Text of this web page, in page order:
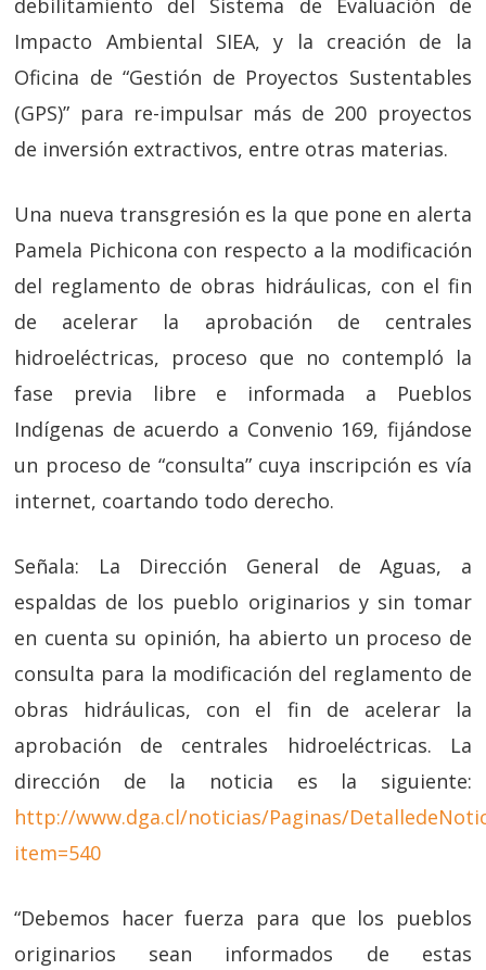
debilitamiento del Sistema de Evaluación de
Impacto Ambiental SIEA, y la creación de la
Oficina de “Gestión de Proyectos Sustentables
(GPS)” para re-impulsar más de 200 proyectos
de inversión extractivos, entre otras materias.
Una nueva transgresión es la que pone en alerta
Pamela Pichicona con respecto a la modificación
del reglamento de obras hidráulicas, con el fin
de acelerar la aprobación de centrales
hidroeléctricas, proceso que no contempló la
fase previa libre e informada a Pueblos
Indígenas de acuerdo a Convenio 169, fijándose
un proceso de “consulta” cuya inscripción es vía
internet, coartando todo derecho.
Señala: La Dirección General de Aguas, a
espaldas de los pueblo originarios y sin tomar
en cuenta su opinión, ha abierto un proceso de
consulta para la modificación del reglamento de
obras hidráulicas, con el fin de acelerar la
aprobación de centrales hidroeléctricas. La
dirección de la noticia es la siguiente:
http://www.dga.cl/noticias/Paginas/
item=540
“Debemos hacer fuerza para que los pueblos
originarios sean informados de estas